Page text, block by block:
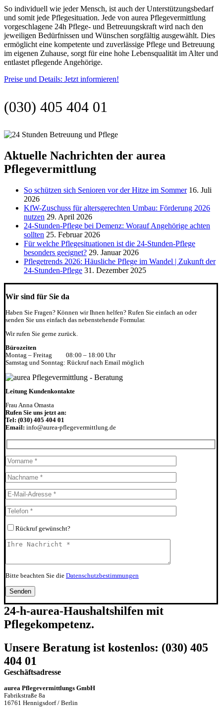
So individuell wie jeder Mensch, ist auch der Unterstützungsbedarf
und somit jede Pflegesituation. Jede von aurea Pflegevermittlung
vorgeschlagene 24h Pflege- und Betreuungskraft wird nach den
jeweiligen Bedürfnissen und Wünschen sorgfältig ausgewählt. Dies
ermöglicht eine kompetente und zuverlässige Pflege und Betreuung
im eigenen Zuhause, sorgt für eine hohe Lebensqualität im Alter und
entlastet pflegende Angehörige.
Preise und Details: Jetzt informieren!
(030) 405 404 01
Aktuelle Nachrichten der aurea
Pflegevermittlung
So schützen sich Senioren vor der Hitze im Sommer 16. Juli
2026
KfW-Zuschuss für altersgerechten Umbau: Förderung 2026
nutzen 29. April 2026
24-Stunden-Pflege bei Demenz: Worauf Angehörige achten
sollten 25. Februar 2026
Für welche Pflegesituationen ist die 24-Stunden-Pflege
besonders geeignet? 29. Januar 2026
Pflegetrends 2026: Häusliche Pflege im Wandel | Zukunft der
24-Stunden-Pflege 31. Dezember 2025
Wir sind für Sie da
Haben Sie Fragen? Können wir Ihnen helfen? Rufen Sie einfach an oder
senden Sie uns einfach das nebenstehende Formular.
Wir rufen Sie gerne zurück.
Bürozeiten
Montag – Freitag
08:00 – 18:00 Uhr
Samstag und Sonntag: Rückruf nach Email möglich
Leitung Kundenkontakte
Frau Anna Omasta
Rufen Sie uns jetzt an:
Tel: (030) 405 404 01
Email: info@aurea-pflegevermittlung.de
Bitte lasse dieses Feld leer.
Bitte lasse dieses Feld leer.
Bitte lasse dieses Feld leer.
Rückruf gewünscht?
Bitte beachten Sie die Datenschutzbestimmungen
24-h-aurea-Haushaltshilfen mit
Pflegekompetenz.
Unsere Beratung ist kostenlos: (030) 405
404 01
Geschäftsadresse
aurea Pflegevermittlungs GmbH
Fabrikstraße 8a
16761 Hennigsdorf / Berlin